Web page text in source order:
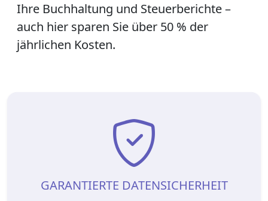
Ihre Buchhaltung und Steuerberichte –
auch hier sparen Sie über 50 % der
jährlichen Kosten.
GARANTIERTE DATENSICHERHEIT